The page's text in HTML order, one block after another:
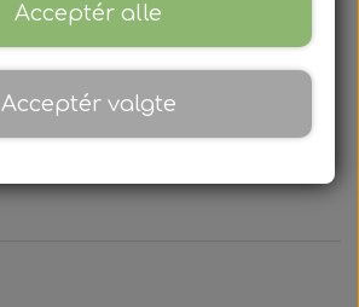
Acceptér alle
Acceptér valgte